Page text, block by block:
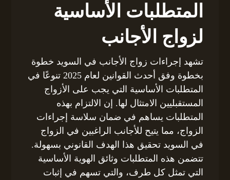
المتطلبات الأساسية
لزواج الأجانب
تشهد إجراءات زواج الأجانب في السويد خطوة
بخطوة وفق أحدث القوانين لعام 2025 تنوعًا في
المتطلبات الأساسية التي يجب على الأزواج
المستقبليين الامتثال لها. إن الالتزام بهذه
المتطلبات يساهم في ضمان سلاسة إجراءات
الزواج، مما يتيح للأجانب الراغبين في الزواج
في السويد تحقيق هذا الهدف القانوني بسهولة.
تتضمن هذه المتطلبات وثائق الهوية الأساسية
التي تمثل كل طرف، والتي تسهم في إثبات